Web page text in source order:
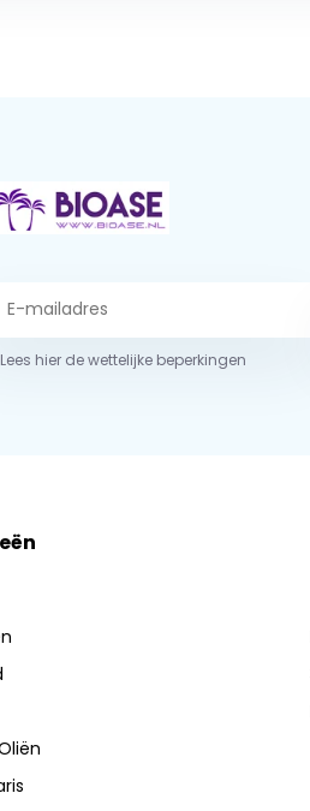
hier de wettelijke beperkingen